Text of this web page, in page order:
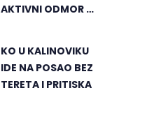
AKTIVNI ODMOR U
KO U KALINOVIKU
IDE NA POSAO BEZ
TERETA I PRITISKA